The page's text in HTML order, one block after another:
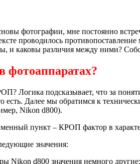
фотографии, мне постоянно
проводилось
и каковы различия между ними?
Логика подсказывает, что за
есть. Далее мы обратимся к
Nikon d800).
пункт – КРОП фактор в
значения:
Nikon d800 значения немного другие: